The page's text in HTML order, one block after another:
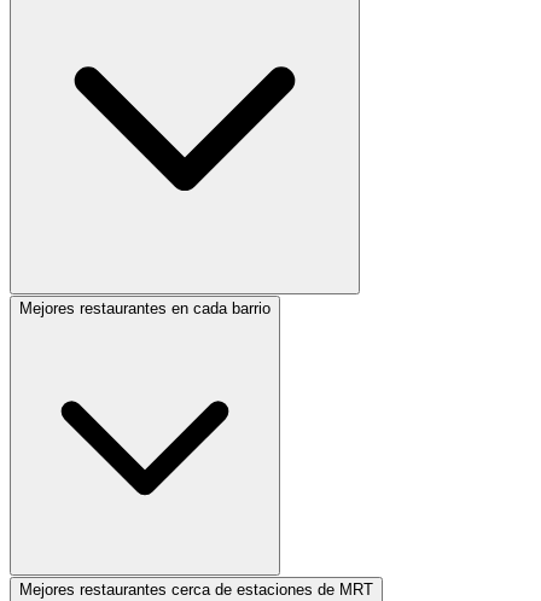
Mejores restaurantes en cada barrio
Mejores restaurantes cerca de estaciones de MRT